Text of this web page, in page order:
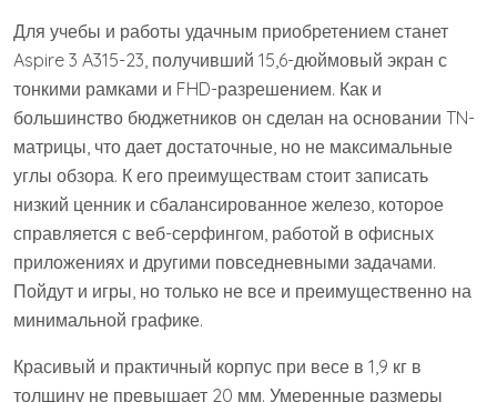
Для учебы и работы удачным приобретением станет
Aspire 3 A315-23, получивший 15,6-дюймовый экран с
тонкими рамками и FHD-разрешением. Как и
большинство бюджетников он сделан на основании TN-
матрицы, что дает достаточные, но не максимальные
углы обзора. К его преимуществам стоит записать
низкий ценник и сбалансированное железо, которое
справляется с веб-серфингом, работой в офисных
приложениях и другими повседневными задачами.
Пойдут и игры, но только не все и преимущественно на
минимальной графике.
Красивый и практичный корпус при весе в 1,9 кг в
толщину не превышает 20 мм. Умеренные размеры